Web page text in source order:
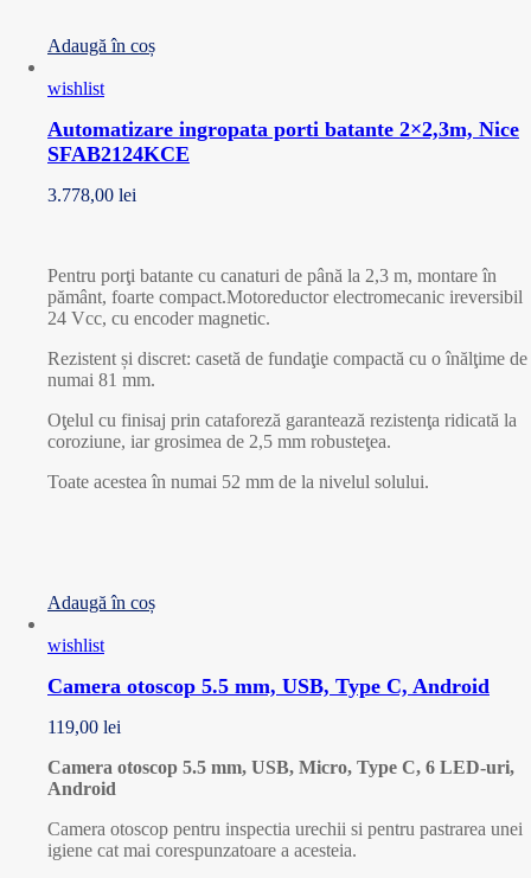
Adaugă în coș
wishlist
Automatizare ingropata porti batante 2×2,3m, Nice
SFAB2124KCE
3.778,00 lei
Pentru porţi batante cu canaturi de până la 2,3 m, montare în
pământ, foarte compact.Motoreductor electromecanic ireversibil
24 Vcc, cu encoder magnetic.
Rezistent și discret: casetă de fundaţie compactă cu o înălţime de
numai 81 mm.
Oţelul cu finisaj prin cataforeză garantează rezistenţa ridicată la
coroziune, iar grosimea de 2,5 mm robusteţea.
Toate acestea în numai 52 mm de la nivelul solului.
Adaugă în coș
wishlist
Camera otoscop 5.5 mm, USB, Type C, Android
119,00 lei
Camera otoscop 5.5 mm, USB, Micro, Type C, 6 LED-uri,
Android
Camera otoscop pentru inspectia urechii si pentru pastrarea unei
igiene cat mai corespunzatoare a acesteia.